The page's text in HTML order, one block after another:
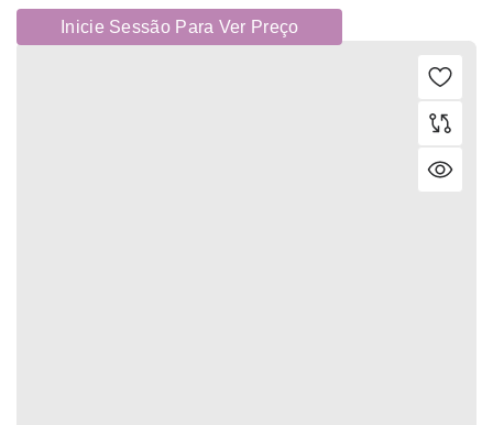
Inicie Sessão Para Ver Preço